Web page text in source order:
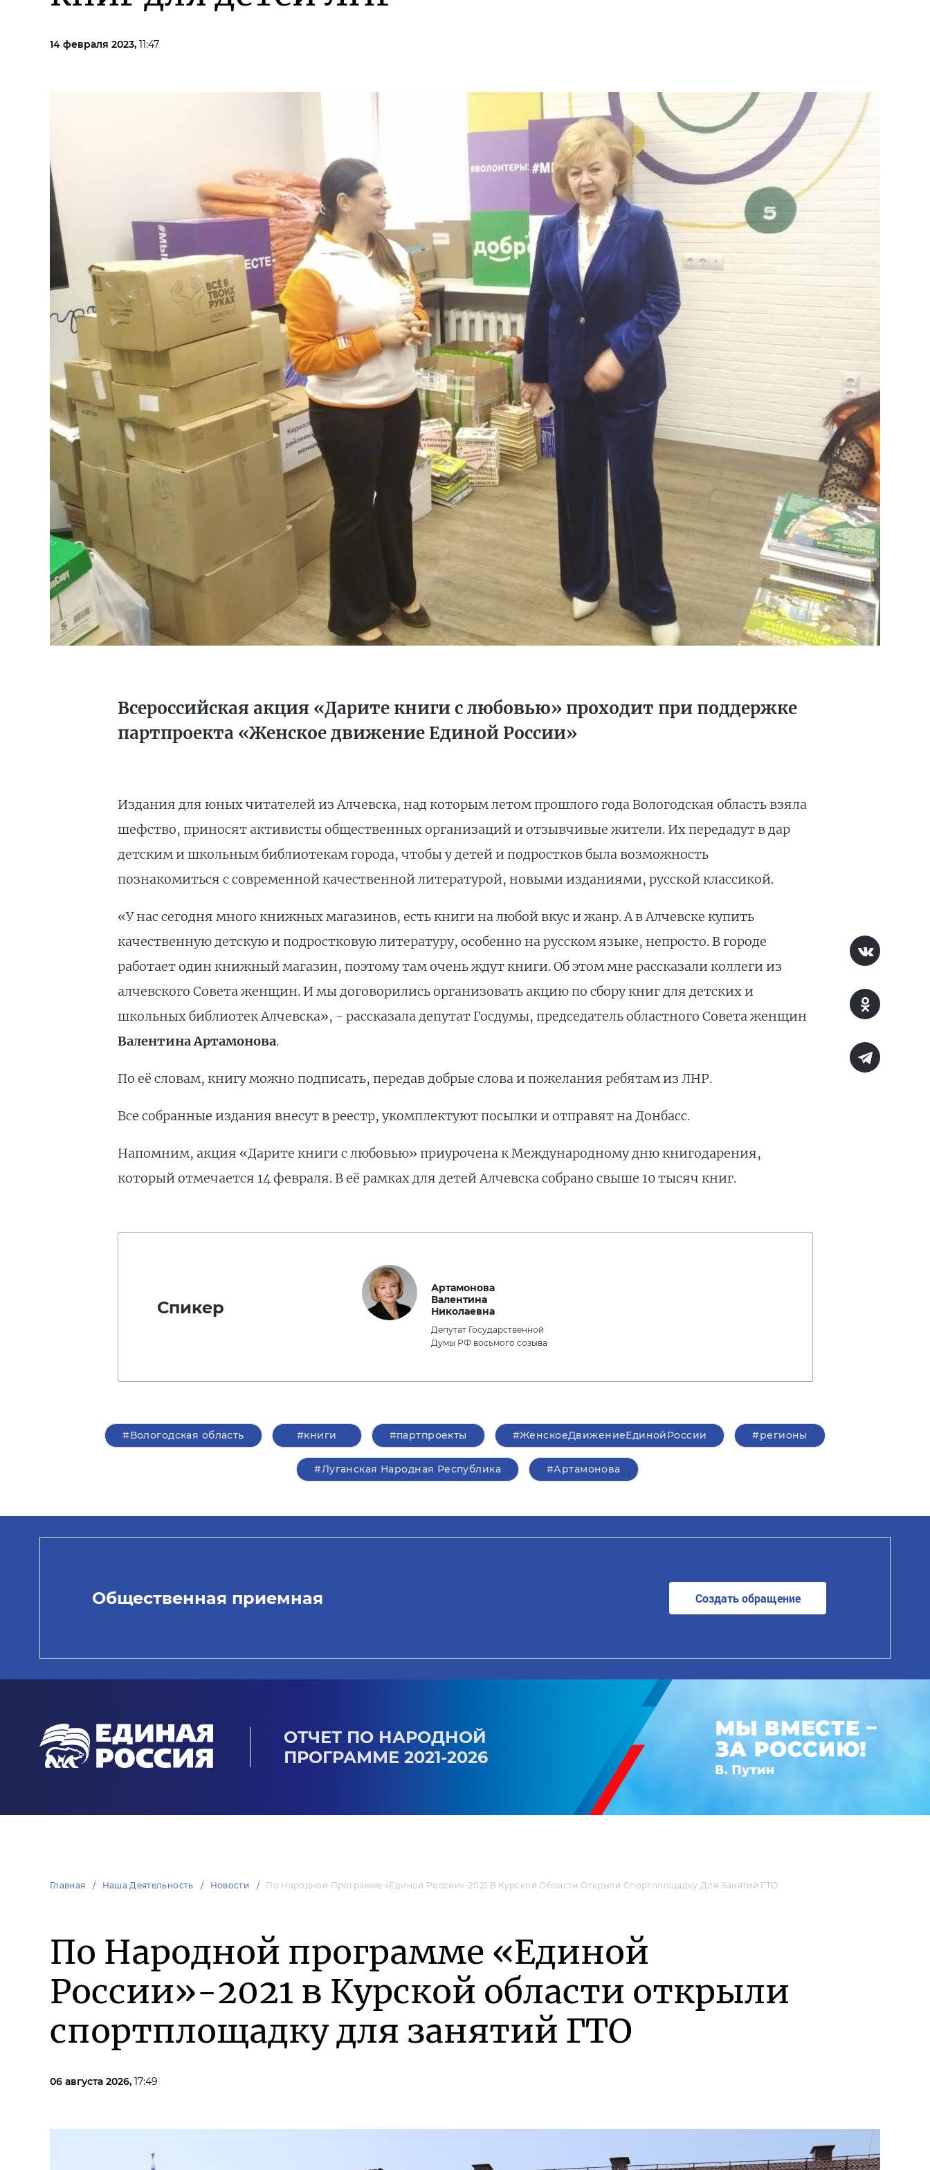
14 февраля 2023, 11:47
Всероссийская акция «Дарите книги с любовью» проходит при поддержке
партпроекта «Женское движение Единой России»
Издания для юных читателей из Алчевска, над которым летом прошлого года Вологодская область взяла
шефство, приносят активисты общественных организаций и отзывчивые жители. Их передадут в дар
детским и школьным библиотекам города, чтобы у детей и подростков была возможность
познакомиться с современной качественной литературой, новыми изданиями, русской классикой.
«У нас сегодня много книжных магазинов, есть книги на любой вкус и жанр. А в Алчевске купить
качественную детскую и подростковую литературу, особенно на русском языке, непросто. В городе
работает один книжный магазин, поэтому там очень ждут книги. Об этом мне рассказали коллеги из
алчевского Совета женщин. И мы договорились организовать акцию по сбору книг для детских и
школьных библиотек Алчевска», - рассказала депутат Госдумы, председатель областного Совета женщин
Валентина Артамонова.
По её словам, книгу можно подписать, передав добрые слова и пожелания ребятам из ЛНР.
Все собранные издания внесут в реестр, укомплектуют посылки и отправят на Донбасс.
Напомним, акция «Дарите книги с любовью» приурочена к Международному дню книгодарения,
который отмечается 14 февраля. В её рамках для детей Алчевска собрано свыше 10 тысяч книг.
Спикер
Артамонова
Валентина
Николаевна
Депутат Государственной
Думы РФ восьмого созыва
#Вологодская область #книги #партпроекты #ЖенскоеДвижениеЕдинойРоссии #регионы
#Луганская Народная Республика #Артамонова
Общественная приемная Создать обращение
ОТЧЕТ ПО НАРОДНОЙ
ПРОГРАММЕ 2021-2026
Главная Наша Деятельность Новости По Народной Программе «Единой России»-2021 В Курской Области Открыли Спортплощадку Для Занятий ГТО
По Народной программе «Единой
России»-2021 в Курской области открыли
спортплощадку для занятий ГТО
06 августа 2026, 17:49